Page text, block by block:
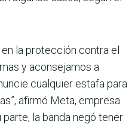
la protección contra el
y aconsejamos a
cualquier estafa para
afirmó Meta, empresa
la banda negó tener